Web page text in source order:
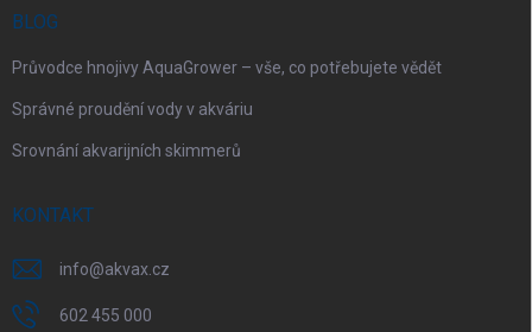
BLOG
Průvodce hnojivy AquaGrower – vše, co potřebujete vědět
Správné proudění vody v akváriu
Srovnání akvarijních skimmerů
KONTAKT
info@akvax.cz
602 455 000